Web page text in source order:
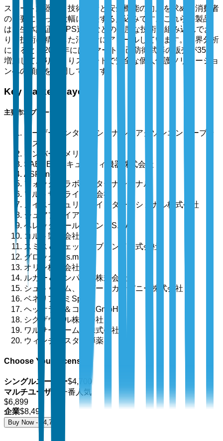
スマート武器は、技術革新と安全機能の向上を求める消費者
の需要によって大幅に成長する見込みです。これらの製品
は、生体認証やGPS追跡などの高度な技術を組み込んでお
り、技術に精通した消費者にアピールしています。業界分析
によると、2024年にはスマート自己防衛武器の販売が35％
増加しており、よりスマートで安全な個人保護ソリューショ
ンへの傾向を強調しています。
Key Market Players
主要市場プレーヤー
テーザーインターナショナル（アクソンエンタープラ
イズ）
キンバーアメリカ
SABRE - セキュリティ機器株式会社
ASP, Inc.
フォックスラボインターナショナル
ソルトサプライ株式会社
メイスセキュリティインターナショナル株式会社
シュアファイアLLC
ベレッタホールディングS.p.A.
コルト製造会社LLC
スミス＆ウェッソンブランド株式会社
グロックGes.m.b.H.
オリン株式会社
ルガー＆カンパニー株式会社
シュトゥルム、ルガー＆カンパニー株式会社
ベネリアーミSpA
ヘッケラー＆コッホGmbH
シグザウエル株式会社
ワルサーアームズ株式会社
ウィンチェスター弾薬
Choose Your License
シングルユーザー$4,700
マルチユーザー
一番人気
$6,899
企業$8,499
Buy Now - $ 4,700